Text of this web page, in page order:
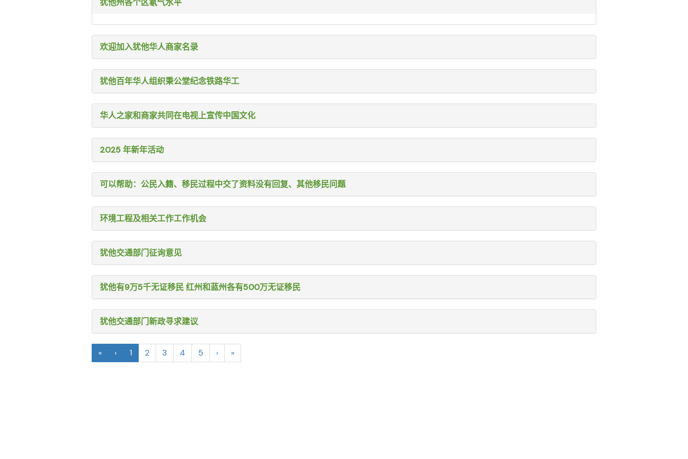
犹他州各个区氡气水平
欢迎加入犹他华人商家名录
犹他百年华人组织秉公堂纪念铁路华工
华人之家和商家共同在电视上宣传中国文化
2025 年新年活动
可以帮助：公民入籍、移民过程中交了资料没有回复、其他移民问题
环境工程及相关工作工作机会
犹他交通部门征询意见
犹他有9万5千无证移民 红州和蓝州各有500万无证移民
犹他交通部门新政寻求建议
« ‹ 1 2 3 4 5 › »